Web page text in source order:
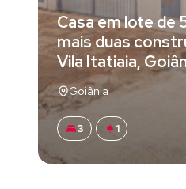
Casa em lote de
mais duas
Vila Itatiaia,
Goiânia
3 1